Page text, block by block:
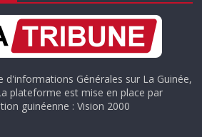
d'informations Générales sur La Guinée,
plateforme est mise en place par
guinéenne : Vision 2000